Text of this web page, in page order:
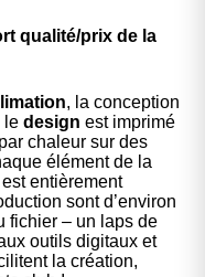
qualité/prix de la
, la conception
le design est imprimé
chaleur sur des
élément de la
entièrement
sont d’environ
fichier – un laps de
outils digitaux et
la création,